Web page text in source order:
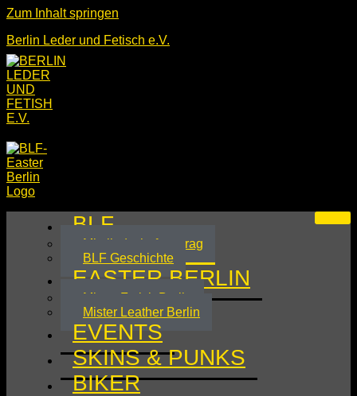
Zum Inhalt springen
Berlin Leder und Fetisch e.V.
BLF
Mitgliedschaftsantrag
BLF Geschichte
EASTER BERLIN
Mister Fetish Berlin
Mister Leather Berlin
EVENTS
SKINS & PUNKS
BIKER